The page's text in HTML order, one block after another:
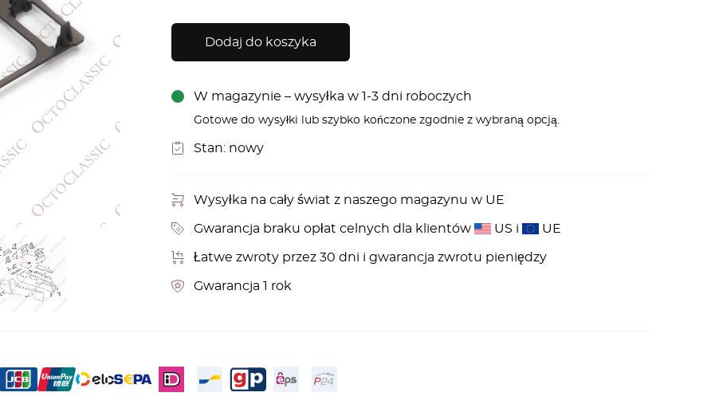
Dodaj do koszyka
W magazynie – wysyłka w 1-3 dni roboczych
Gotowe do wysyłki lub szybko kończone zgodnie z wybraną opcją.
Stan: nowy
Wysyłka na cały świat z naszego magazynu w UE
Gwarancja braku opłat celnych dla klientów US i UE
Łatwe zwroty przez 30 dni i gwarancja zwrotu pieniędzy
Gwarancja 1 rok